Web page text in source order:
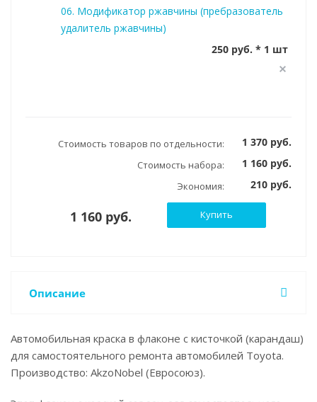
06. Модификатор ржавчины (пребразователь
удалитель ржавчины)
250 руб. * 1 шт
Стоимость товаров по отдельности: 1 370 руб.
Стоимость набора: 1 160 руб.
Экономия: 210 руб.
1 160 руб. Купить
Описание
Автомобильная краска в флаконе с кисточкой (карандаш)
для самостоятельного ремонта автомобилей Toyota.
Производство: AkzoNobel (Евросоюз).